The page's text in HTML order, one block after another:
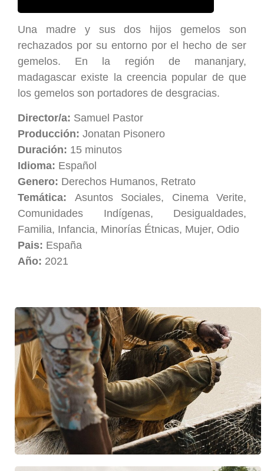
Una madre y sus dos hijos gemelos son
rechazados por su entorno por el hecho de ser
gemelos. En la región de mananjary,
madagascar existe la creencia popular de que
los gemelos son portadores de desgracias.
Director/a: Samuel Pastor
Producción: Jonatan Pisonero
Duración: 15 minutos
Idioma: Español
Genero: Derechos Humanos, Retrato
Temática: Asuntos Sociales, Cinema Verite,
Comunidades Indígenas, Desigualdades,
Familia, Infancia, Minorías Étnicas, Mujer, Odio
Pais: España
Año: 2021